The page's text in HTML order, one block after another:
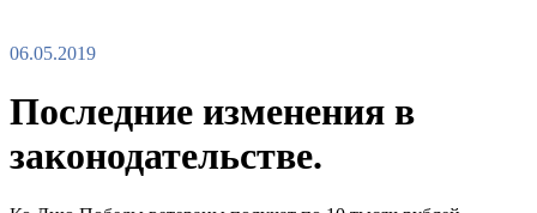
06.05.2019
Последние изменения в
законодательстве.